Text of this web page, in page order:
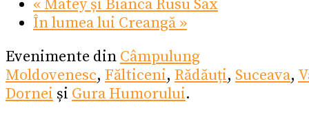
« Matey și Bianca Rusu Sax
În lumea lui Creangă »
Evenimente din Câmpulung
Moldovenesc, Fălticeni, Rădăuți, Suceava,
Dornei și Gura Humorului.